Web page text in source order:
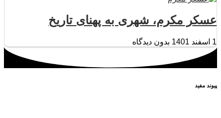
عسکر مکرم، شهری به پهنای تاریخ
1 اسفند 1401 بدون دیدگاه
پیوند مفید